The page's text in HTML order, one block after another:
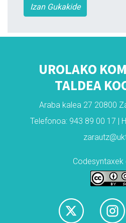
Izan Gukakide
UROLAKO
TALDEA
Araba kalea 27 20800
Telefonoa: 943 89 00 17 |
Codesyntaxek